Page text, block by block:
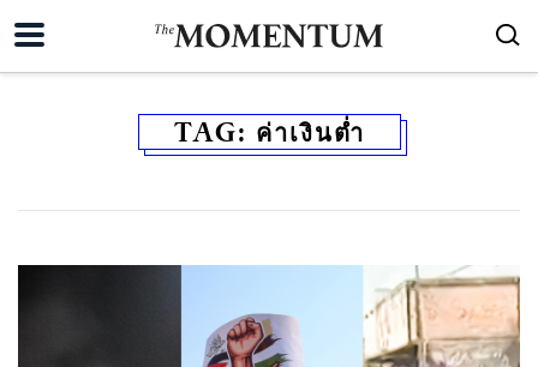
TAG: ค่าเงินต่ำ